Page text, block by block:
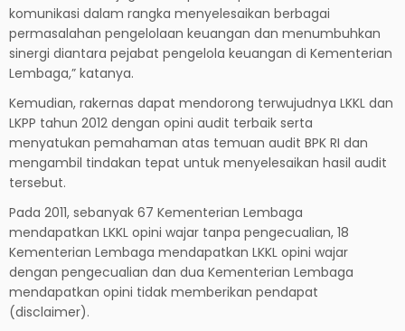
komunikasi dalam rangka menyelesaikan berbagai
permasalahan pengelolaan keuangan dan menumbuhkan
sinergi diantara pejabat pengelola keuangan di Kementerian
Lembaga,” katanya.
Kemudian, rakernas dapat mendorong terwujudnya LKKL dan
LKPP tahun 2012 dengan opini audit terbaik serta
menyatukan pemahaman atas temuan audit BPK RI dan
mengambil tindakan tepat untuk menyelesaikan hasil audit
tersebut.
Pada 2011, sebanyak 67 Kementerian Lembaga
mendapatkan LKKL opini wajar tanpa pengecualian, 18
Kementerian Lembaga mendapatkan LKKL opini wajar
dengan pengecualian dan dua Kementerian Lembaga
mendapatkan opini tidak memberikan pendapat
(disclaimer).